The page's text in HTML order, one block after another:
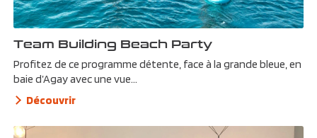
Team Building Beach Party
Profitez de ce programme détente, face à la grande bleue, en
baie d’Agay avec une vue...
Découvrir